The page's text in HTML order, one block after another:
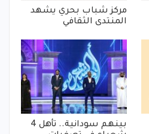
مركز شباب بحري يشهد
المنتدى الثقافي
بينهم سودانية.. تأهل 4